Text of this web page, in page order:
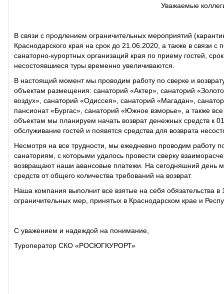
Уважаемые
В связи с продлением ограничительных мероприятий
Краснодарского края на срок до 21.06.2020, а также в связи с
санаторно-курортных организаций края по приему гостей,
несостоявшиеся туры временно увеличиваются.
В настоящий момент мы проводим работу по сверке и
объектам размещения: санаторий «Актер», санаторий
воздух», санаторий «Одиссея», санаторий «Магадан»,
пансионат «Бургас», санаторий «Южное взморье», а также
объектам мы планируем начать возврат денежных средств к
обслуживание гостей и появятся средства для возврата
Несмотря на все трудности, мы ежедневно проводим работу
санаториям, с которыми удалось провести сверку
возвращают наши авансовые платежи. На сегодняшний день
средств от общего количества требований на возврат.
Наша компания выполнит все взятые на себя обязательства
ограничительных мер, принятых в Краснодарском крае и
С уважением и надеждой на понимание,
Туроператор СКО «РОСЮГКУРОРТ»